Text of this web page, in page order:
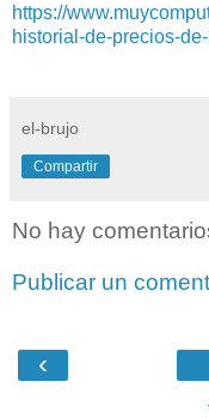
https://
historial-de-precios-
el-brujo
Compartir
No hay
Publicar un
‹